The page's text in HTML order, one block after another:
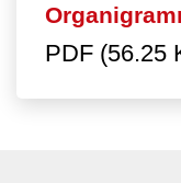
PDF (56.25